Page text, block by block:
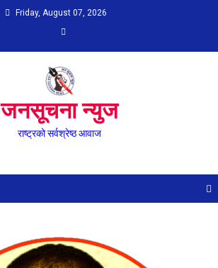
Friday, August 07, 2026
जनसूचना न्युज
राष्ट्रको सर्वश्रेष्ठ आवाज